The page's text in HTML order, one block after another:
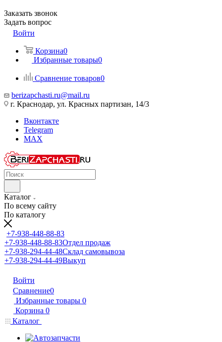
Заказать звонок
Задать вопрос
Войти
Корзина0
Избранные товары0
Сравнение товаров0
berizapchasti.ru@mail.ru
г. Краснодар, ул. Красных партизан, 14/3
Вконтакте
Telegram
MAX
Каталог
По всему сайту
По каталогу
+7-938-448-88-83
+7-938-448-88-83Отдел продаж
+7-938-294-44-48Склад самовывоза
+7-938-294-44-49Выкуп
Войти
Сравнение0
Избранные товары 0
Корзина 0
Каталог